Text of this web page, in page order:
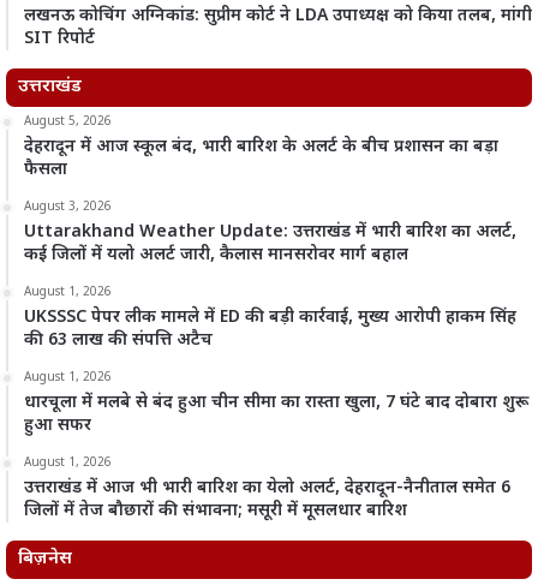
लखनऊ कोचिंग अग्निकांड: सुप्रीम कोर्ट ने LDA उपाध्यक्ष को किया तलब, मांगी
SIT रिपोर्ट
उत्तराखंड
August 5, 2026
देहरादून में आज स्कूल बंद, भारी बारिश के अलर्ट के बीच प्रशासन का बड़ा
फैसला
August 3, 2026
Uttarakhand Weather Update: उत्तराखंड में भारी बारिश का अलर्ट,
कई जिलों में यलो अलर्ट जारी, कैलास मानसरोवर मार्ग बहाल
August 1, 2026
UKSSSC पेपर लीक मामले में ED की बड़ी कार्रवाई, मुख्य आरोपी हाकम सिंह
की 63 लाख की संपत्ति अटैच
August 1, 2026
धारचूला में मलबे से बंद हुआ चीन सीमा का रास्ता खुला, 7 घंटे बाद दोबारा शुरू
हुआ सफर
August 1, 2026
उत्तराखंड में आज भी भारी बारिश का येलो अलर्ट, देहरादून-नैनीताल समेत 6
जिलों में तेज बौछारों की संभावना; मसूरी में मूसलधार बारिश
बिज़नेस